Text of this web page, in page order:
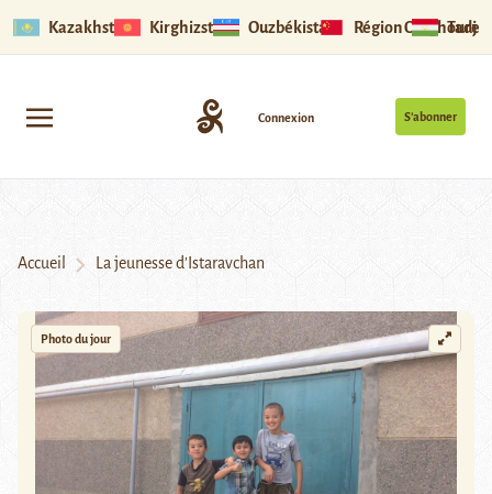
Kazakhstan Kirghizstan Ouzbékistan Région Ouïghoure
S’abonner
Connexion
Accueil La jeunesse d’Istaravchan
Photo du jour